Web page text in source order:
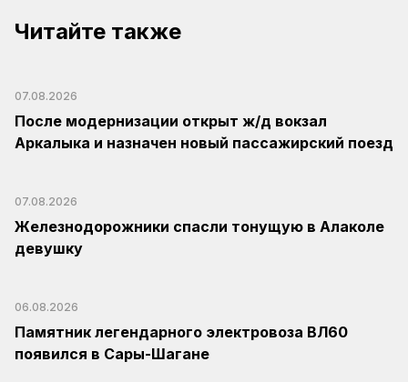
Читайте также
07.08.2026
После модернизации открыт ж/д вокзал
Аркалыка и назначен новый пассажирский поезд
07.08.2026
Железнодорожники спасли тонущую в Алаколе
девушку
06.08.2026
Памятник легендарного электровоза ВЛ60
появился в Сары-Шагане